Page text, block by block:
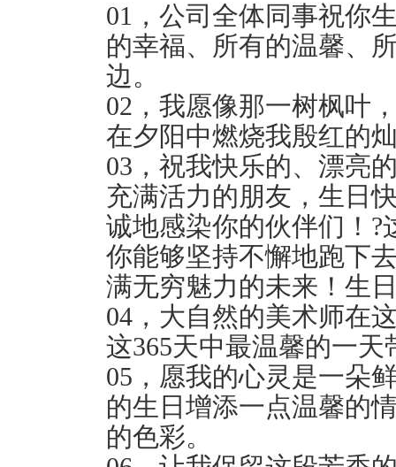
01，公司全体同事祝你
的幸福、所有的温馨、
边。
02，我愿像那一树枫叶
在夕阳中燃烧我殷红的
03，祝我快乐的、漂亮
充满活力的朋友，生日
诚地感染你的伙伴们！
你能够坚持不懈地跑下
满无穷魅力的未来！生
04，大自然的美术师在
这365天中最温馨的一天
05，愿我的心灵是一朵
的生日增添一点温馨的
的色彩。